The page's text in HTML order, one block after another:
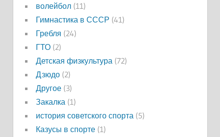
волейбол(11)
Гимнастика в СССР (41)
Гребля (24)
ГТО(2)
Детская физкультура (72)
Дзюдо(2)
Другое(3)
Закалка (1)
история советского спорта (5)
Казусы в спорте(1)